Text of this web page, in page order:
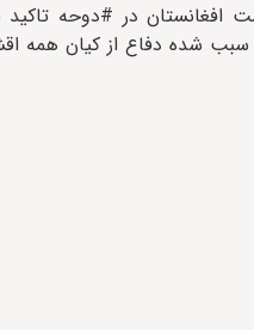
در #دوحه تاکید
شده دفاع از کیان همه